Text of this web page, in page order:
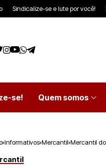
Sindicalize-se e lute por você!
se! Quem somos
Informativos Mercantil Mercantil